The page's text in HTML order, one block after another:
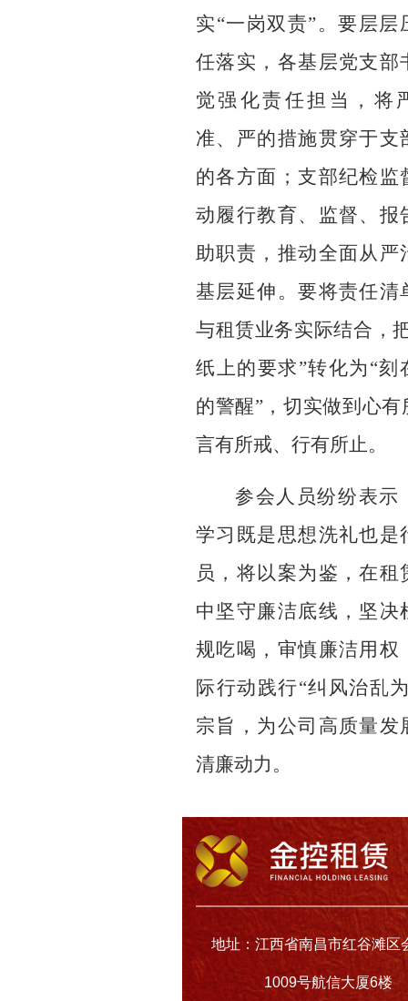
实“一岗双责”。要层层
任落实，各基层党支部
觉强化责任担当， 将
准、严的措施贯穿于支
的各方面； 支部纪检监
动履行教育、监督、报
助职责，推动全面从严
基层延伸。要将责任清
与租赁业务实际结合，
纸上的要求”转化为“刻
的警醒”，切实做到心有
言有所戒、行有所止。
参会人员纷纷表示
学习既是思想洗礼也是
员，将以案为鉴，在租
中坚守廉洁底线， 坚决
规吃喝，审慎廉洁用权
际行动践行“纠风治乱
宗旨，为公司 高质量发
清廉动力。
地址：江西省南昌市红谷滩区
1009号航信大厦6楼